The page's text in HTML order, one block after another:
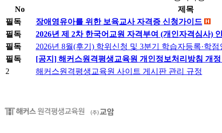
No
제목
필독
장애영유아를 위한 보육교사 자격증 신청가이드
필독
2026년 제 2차 한국어교원 자격부여 (개인자격심사)
필독
2026년 8월(후기) 학위신청 및 3분기 학습자등록·학
필독
[공지] 해커스원격평생교육원 개인정보처리방침 개정
2
해커스원격평생교육원 사이트 게시판 관리 규정